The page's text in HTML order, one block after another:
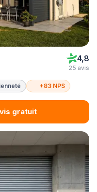
4,8
25 avis
+83 NPS
gratuit